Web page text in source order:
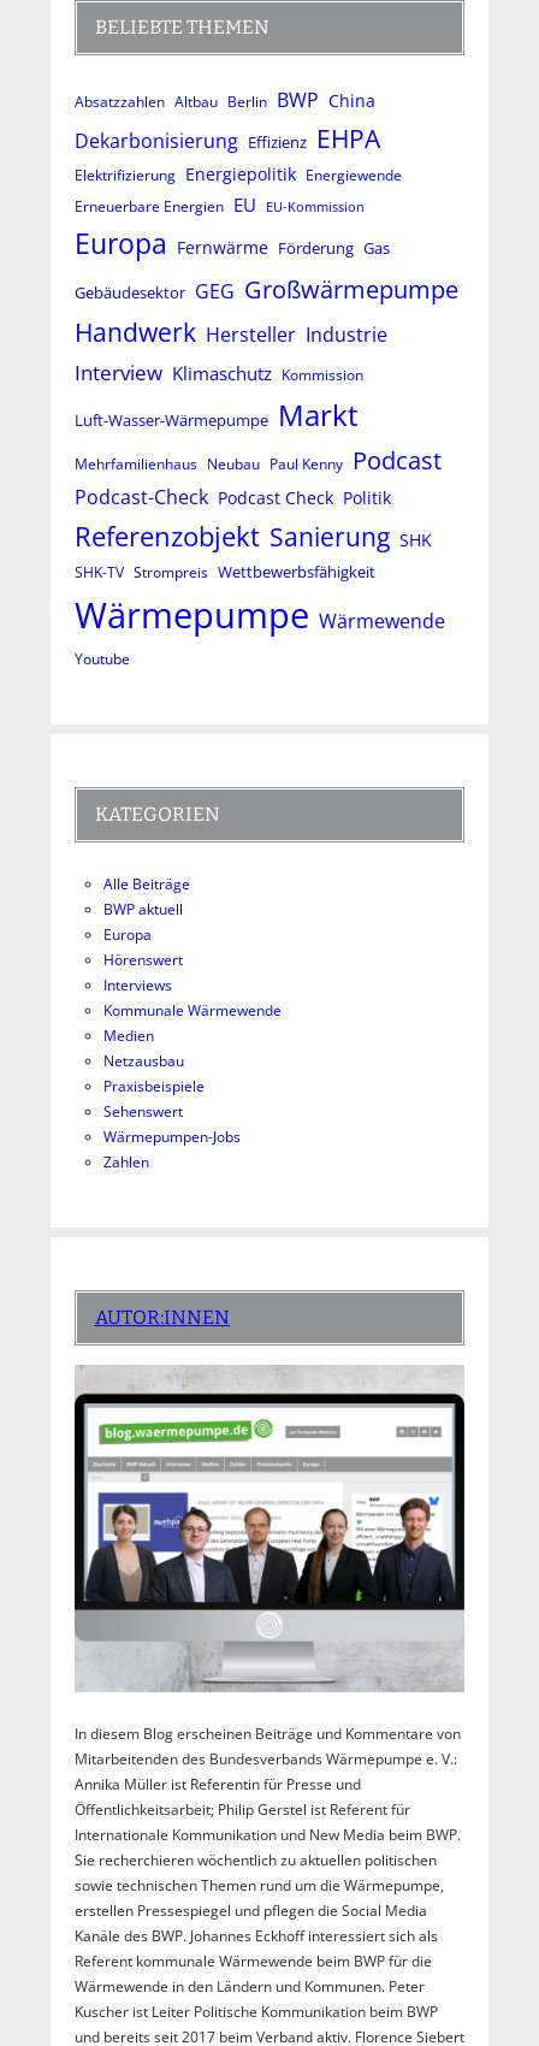
BELIEBTE THEMEN
Absatzzahlen Altbau Berlin BWP China
Dekarbonisierung Effizienz EHPA
Elektrifizierung Energiepolitik Energiewende
Erneuerbare Energien EU EU-Kommission
Europa Fernwärme Förderung Gas
Gebäudesektor GEG Großwärmepumpe
Handwerk Hersteller Industrie
Interview Klimaschutz Kommission
Luft-Wasser-Wärmepumpe Markt
Mehrfamilienhaus Neubau Paul Kenny Podcast
Podcast-Check Podcast Check Politik
Referenzobjekt Sanierung SHK
SHK-TV Strompreis Wettbewerbsfähigkeit
Wärmepumpe Wärmewende
Youtube
KATEGORIEN
Alle Beiträge
BWP aktuell
Europa
Hörenswert
Interviews
Kommunale Wärmewende
Medien
Netzausbau
Praxisbeispiele
Sehenswert
Wärmepumpen-Jobs
Zahlen
AUTOR:INNEN
In diesem Blog erscheinen Beiträge und Kommentare von
Mitarbeitenden des Bundesverbands Wärmepumpe e. V.:
Annika Müller ist Referentin für Presse und
Öffentlichkeitsarbeit; Philip Gerstel ist Referent für
Internationale Kommunikation und New Media beim BWP.
Sie recherchieren wöchentlich zu aktuellen politischen
sowie technischen Themen rund um die Wärmepumpe,
erstellen Pressespiegel und pflegen die Social Media
Kanäle des BWP. Johannes Eckhoff interessiert sich als
Referent kommunale Wärmewende beim BWP für die
Wärmewende in den Ländern und Kommunen. Peter
Kuscher ist Leiter Politische Kommunikation beim BWP
und bereits seit 2017 beim Verband aktiv. Florence Siebert